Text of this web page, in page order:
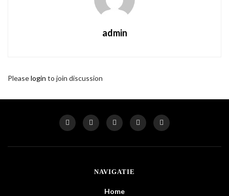
admin
Pleaselogin to join discussion
NAVIGATIE
Home